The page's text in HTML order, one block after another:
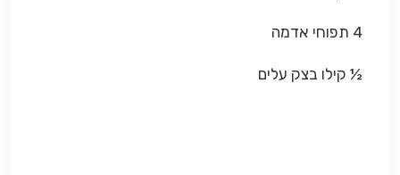
4 תפוחי אדמה
½ קילו בצק עלים